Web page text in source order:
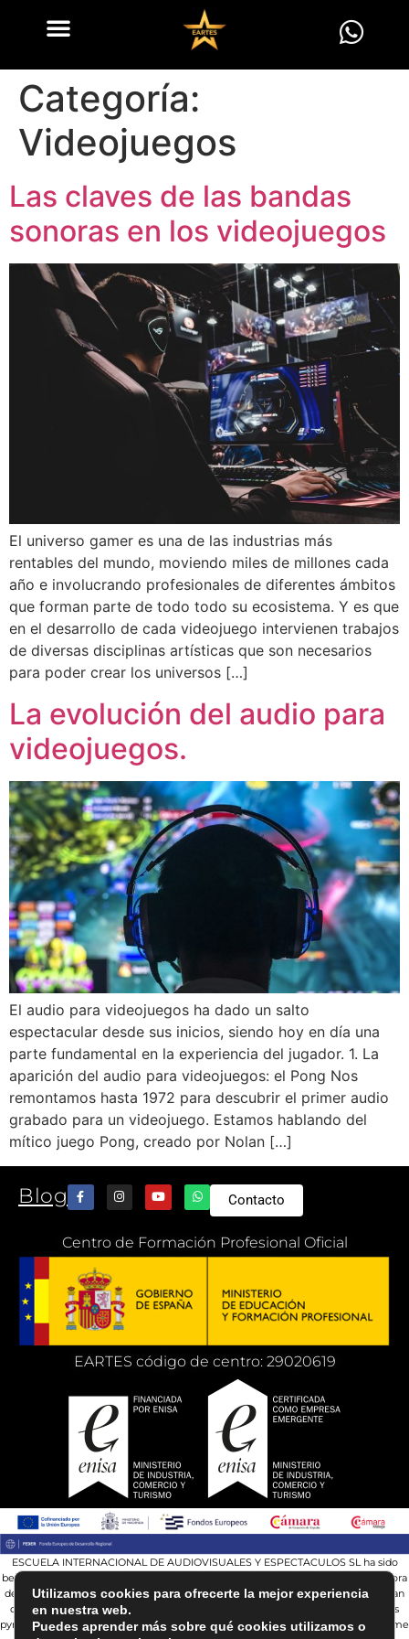
Categoría:
Videojuegos
Las claves de las bandas
sonoras en los videojuegos
El universo gamer es una de las industrias más
rentables del mundo, moviendo miles de millones cada
año e involucrando profesionales de diferentes ámbitos
que forman parte de todo todo su ecosistema. Y es que
en el desarrollo de cada videojuego intervienen trabajos
de diversas disciplinas artísticas que son necesarios
para poder crear los universos […]
La evolución del audio para
videojuegos.
El audio para videojuegos ha dado un salto
espectacular desde sus inicios, siendo hoy en día una
parte fundamental en la experiencia del jugador. 1. La
aparición del audio para videojuegos: el Pong Nos
remontamos hasta 1972 para descubrir el primer audio
grabado para un videojuego. Estamos hablando del
mítico juego Pong, creado por Nolan […]
Blog Contacto
Centro de Formación Profesional Oficial
EARTES código de centro: 29020619
ESCUELA INTERNACIONAL DE AUDIOVISUALES Y ESPECTACULOS SL ha sido
beneficiaria del Fondo Europeo de Desarrollo Regional, cuyo objetivo es la mejora
de la competitividad de las PYMES, y gracias al cual ha puesto en marcha un Plan
de Acción con el objetivo de reforzar la digitalización y la competitividad de las
pymes durante el año 2024. Para ello ha contado con el apoyo del Programa Pyme
Utilizamos cookies para ofrecerte la mejor experiencia
en nuestra web.
Puedes aprender más sobre qué cookies utilizamos o